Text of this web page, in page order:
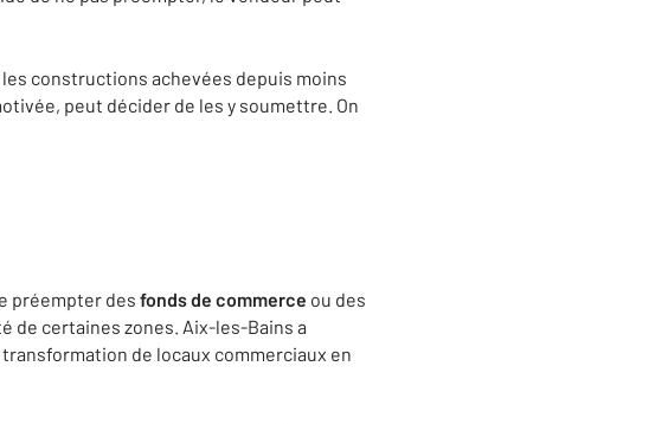
constructions achevées depuis moins
peut décider de les y soumettre. On
préempter des fonds de commerce ou des
de certaines zones. Aix-les-Bains a
de locaux commerciaux en